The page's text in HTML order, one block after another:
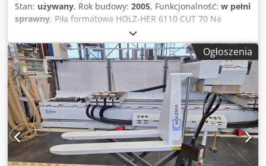
Stan: używany, Rok budowy: 2005, Funkcjonalność: w pełni
sprawny, Piła formatowa HOLZ-HER 6110 CUT 70 Na
sprzedaż piła formatowa HOLZ-HER 6110 CUT 70,
przeznaczona do precyzyjnego cięcia płyt wiórowych, MDF i
innych materiałów płytowych. Maszyna znajduje się w
Labinie (Istria, Chorwacja). Cena: 25 000,00 EUR Serwis i
stan Maszyna jest regularnie serwisowana. Kilka miesięcy
temu zainstalowano nowy komputer i nową drukarkę do
etykiet. Jest gotowa do natychmiastowego użycia. Model
CUT 70 został zaprojektowany do szybkiego i precyzyjnego
cięcia materiałów płytowych, umożliwiając niezawodną i
efektywną produkcję w warsztatach stolarskich i
przemyśle. Jeśli są Państwo zainteresowani zakupem
Ogłoszenia